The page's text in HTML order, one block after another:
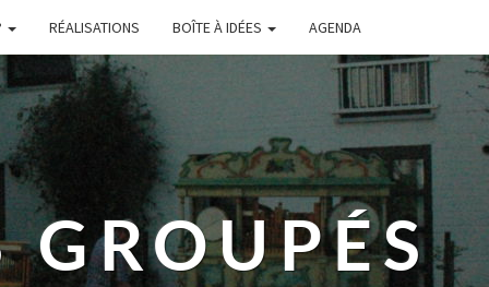
RÉALISATIONS BOÎTE À IDÉES AGENDA
GROUPÉS